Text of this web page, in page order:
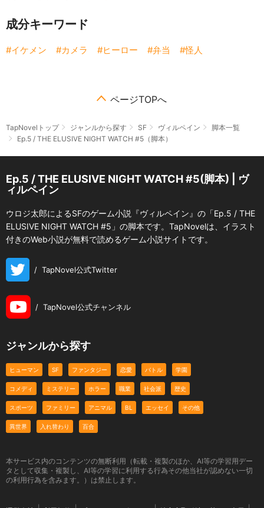
成分キーワード
イケメン カメラ ヒーロー 弁当 怪人
ページTOPへ
TapNovelトップ ジャンルから探す SF ヴィルペイン
脚本一覧
Ep.5 / THE ELUSIVE NIGHT WATCH #5（脚本）
Ep.5 / THE ELUSIVE NIGHT WATCH #5(脚本) | ヴ
ィルペイン
ウロジ太郎によるSFのゲーム小説『ヴィルペイン』の「Ep.5 / THE
ELUSIVE NIGHT WATCH #5」の脚本です。TapNovelは、イラスト
付きのWeb小説が無料で読めるゲーム小説サイトです。
/ TapNovel公式Twitter
/ TapNovel公式チャンネル
ジャンルから探す
ヒューマン SF ファンタジー 恋愛 バトル 学園
コメディ ミステリー ホラー 職業 社会派 歴史
スポーツ ファミリー アニマル BL エッセイ その他
異世界 入れ替わり 百合
本サービス内のコンテンツの無断利用（転載・複製のほか、AI等の学習用デー
タとして収集・複製し、AI等の学習に利用する行為その他当社が認めない一切
の利用行為を含みます。）は禁止します。